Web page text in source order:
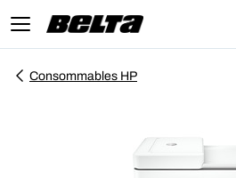
Consommables HP